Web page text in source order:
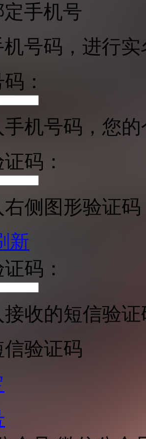
手机号
号码，进行
：
机号码，您
码：
侧图形验证码
新
码：
收的短信验证
验证码